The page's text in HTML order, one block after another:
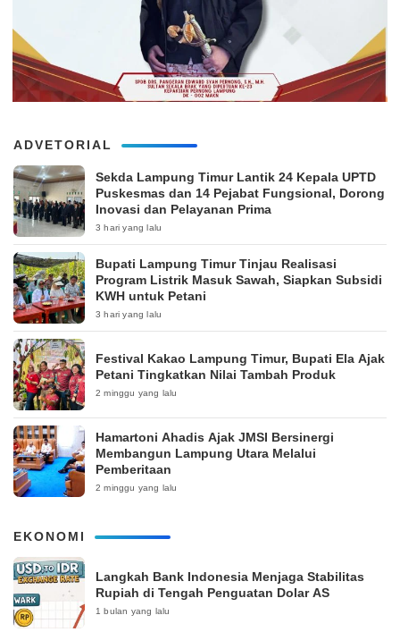
ADVETORIAL
‎Sekda Lampung Timur Lantik 24 Kepala UPTD
Puskesmas dan 14 Pejabat Fungsional, Dorong
Inovasi dan Pelayanan Prima
3 hari yang lalu
Bupati Lampung Timur Tinjau Realisasi
Program Listrik Masuk Sawah, Siapkan Subsidi
KWH untuk Petani
3 hari yang lalu
‎Festival Kakao Lampung Timur, Bupati Ela Ajak
Petani Tingkatkan Nilai Tambah Produk
2 minggu yang lalu
Hamartoni Ahadis Ajak JMSI Bersinergi
Membangun Lampung Utara Melalui
Pemberitaan
2 minggu yang lalu
EKONOMI
Langkah Bank Indonesia Menjaga Stabilitas
Rupiah di Tengah Penguatan Dolar AS
1 bulan yang lalu